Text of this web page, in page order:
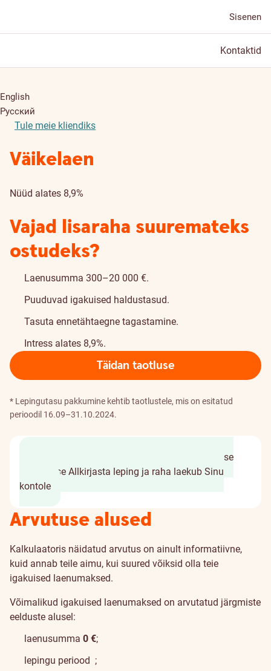
Sisenen
Kontaktid
English
Русский
Tule meie kliendiks
Väikelaen
Nüüd alates 8,9%
Vajad lisaraha suuremateks
ostudeks?
Laenusumma 300–20 000 €.
Puuduvad igakuised haldustasud.
Tasuta ennetähtaegne tagastamine.
Intress alates 8,9%.
Täidan taotluse
* Lepingutasu pakkumine kehtib taotlustele, mis on esitatud
perioodil 16.09–31.10.2024.
Saad personaalse
pakkumise Allkirjasta leping ja raha laekub Sinu
kontole
Arvutuse alused
Kalkulaatoris näidatud arvutus on ainult informatiivne,
kuid annab teile aimu, kui suured võiksid olla teie
igakuised laenumaksed.
Võimalikud igakuised laenumaksed on arvutatud järgmiste
eelduste alusel:
laenusumma 0 €;
lepingu periood ;